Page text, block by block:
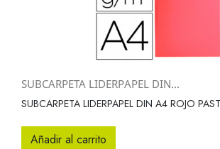
SUBCARPETA LIDERPAPEL DIN...
SUBCARPETA LIDERPAPEL DIN A4 ROJO
Añadir al carrito